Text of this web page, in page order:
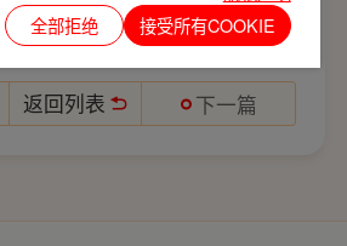
返回列表 下一篇
全部拒绝
接受所有COOKIE